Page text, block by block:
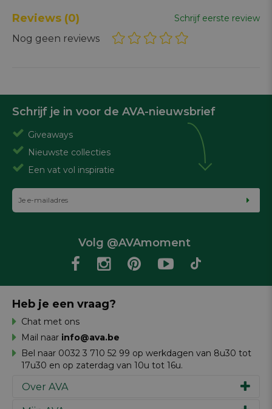
Reviews (0) Schrijf eerste review
Nog geen reviews
Schrijf je in voor de AVA-nieuwsbrief
Giveaways
Nieuwste collecties
Een vat vol inspiratie
Volg @AVAmoment
Over AVA
Heb je een vraag?
Chat met ons
Mail naar info@ava.be
Bel naar 0032 3 710 52 99 op werkdagen van 8u30 tot
17u30 en op zaterdag van 10u tot 16u.